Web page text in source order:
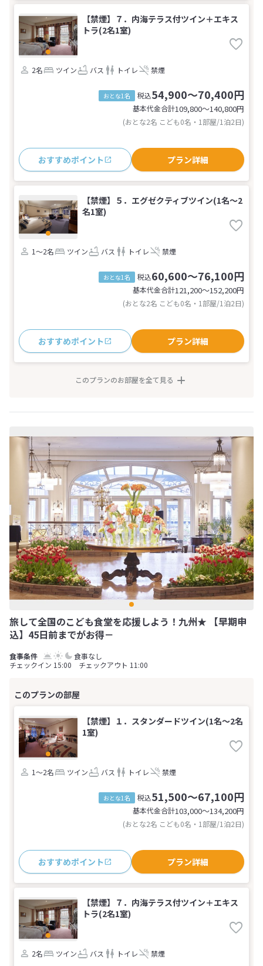
【禁煙】７．内海テラス付ツイン＋エキス
トラ(2名1室)
2名 ツイン バス トイレ 禁煙
おとな1名 税込54,900～70,400円
基本代金合計109,800〜140,800円
(おとな2名 こども0名・1部屋/1泊2日)
おすすめポイント プラン詳細
【禁煙】５．エグゼクティブツイン(1名～2
名1室)
1～2名 ツイン バス トイレ 禁煙
おとな1名 税込60,600～76,100円
基本代金合計121,200〜152,200円
(おとな2名 こども0名・1部屋/1泊2日)
おすすめポイント プラン詳細
このプランのお部屋を全て見る
旅して全国のこども食堂を応援しよう！九州★ 【早期申
込】45日前までがお得－
食事なし
チェックイン 15:00 チェックアウト 11:00
【禁煙】１．スタンダードツイン(1名～2名
1室)
1～2名 ツイン バス トイレ 禁煙
おとな1名 税込51,500～67,100円
基本代金合計103,000〜134,200円
(おとな2名 こども0名・1部屋/1泊2日)
おすすめポイント プラン詳細
【禁煙】７．内海テラス付ツイン＋エキス
トラ(2名1室)
2名 ツイン バス トイレ 禁煙